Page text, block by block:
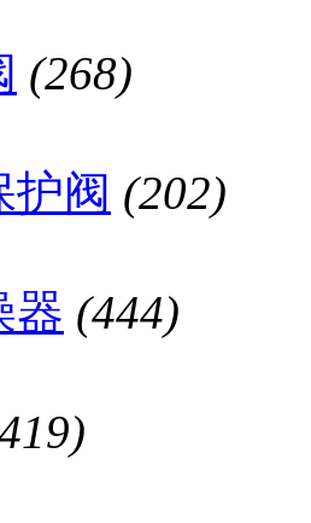
(268)
护阀 (202)
器 (444)